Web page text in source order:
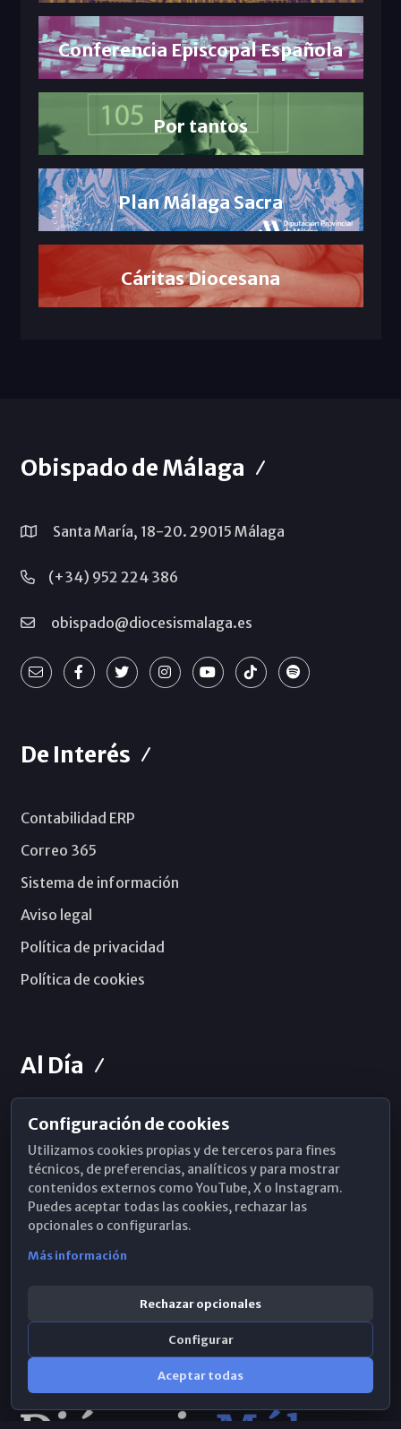
Conferencia Episcopal Española
Por tantos
Plan Málaga Sacra
Cáritas Diocesana
Obispado de Málaga
Santa María, 18-20. 29015 Málaga
(+34) 952 224 386
obispado@diocesismalaga.es
De Interés
Contabilidad ERP
Correo 365
Sistema de información
Aviso legal
Política de privacidad
Política de cookies
Al Día
Horarios de Misa
Hemeroteca
WhatsApp
Configuración de cookies
Utilizamos cookies propias y de terceros para fines
técnicos, de preferencias, analíticos y para mostrar
contenidos externos como YouTube, X o Instagram.
Puedes aceptar todas las cookies, rechazar las
opcionales o configurarlas.
Más información
Rechazar opcionales
Configurar
Aceptar todas